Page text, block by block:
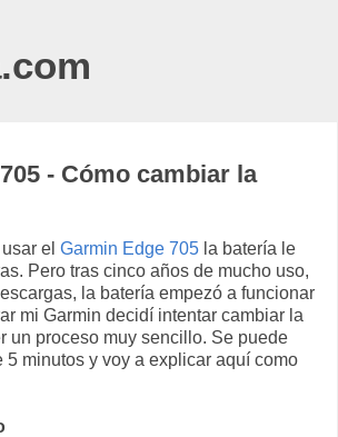
- Cómo cambiar la
el Garmin Edge 705 la batería le
Pero tras cinco años de mucho uso,
la batería empezó a funcionar
mi Garmin decidí intentar cambiar la
un proceso muy sencillo. Se puede
5 minutos y voy a explicar aquí como